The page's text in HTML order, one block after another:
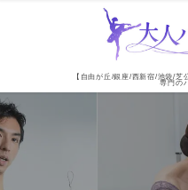
【自由が丘/銀座/西新宿/池袋/
専門の